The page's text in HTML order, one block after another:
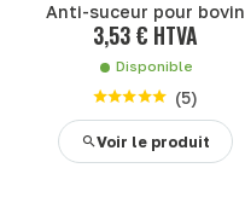
Anti-suceur pour bovin
3,53 € HTVA
Disponible
(5)
Voir le produit